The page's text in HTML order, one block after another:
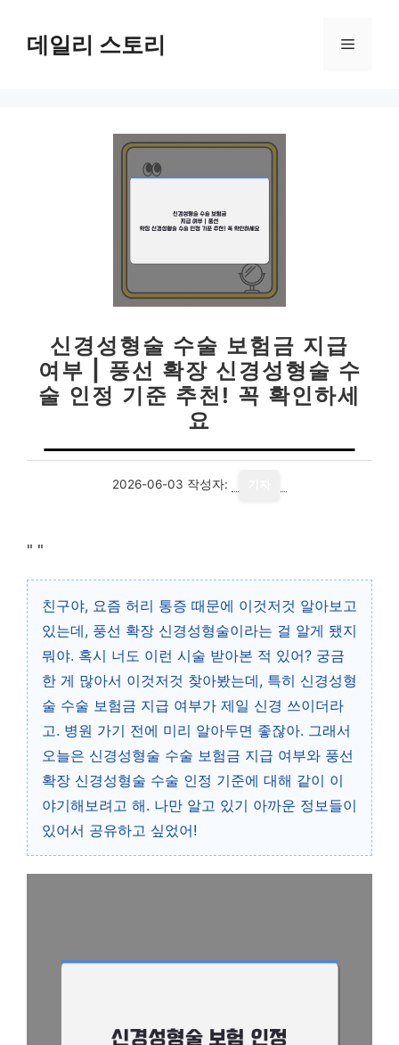
데일리 스토리 메
신경성형술 수술 보험금 지급
여부 | 풍선 확장 신경성형술 수
술 인정 기준 추천! 꼭 확인하세
요
2026-06-03 작성자:
" "
친구야, 요즘 허리 통증 때문에 이것저것 알아보고
있는데, 풍선 확장 신경성형술이라는 걸 알게 됐지
뭐야. 혹시 너도 이런 시술 받아본 적 있어? 궁금
한 게 많아서 이것저것 찾아봤는데, 특히 신경성형
술 수술 보험금 지급 여부가 제일 신경 쓰이더라
고. 병원 가기 전에 미리 알아두면 좋잖아. 그래서
오늘은 신경성형술 수술 보험금 지급 여부와 풍선
확장 신경성형술 수술 인정 기준에 대해 같이 이
야기해보려고 해. 나만 알고 있기 아까운 정보들이
있어서 공유하고 싶었어!